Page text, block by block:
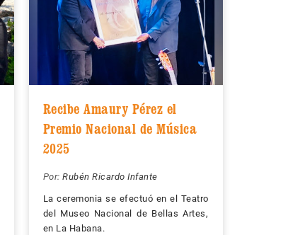
Recibe Amaury Pérez el
Premio Nacional de Música
2025
Por: Rubén Ricardo Infante
La ceremonia se efectuó en el Teatro
del Museo Nacional de Bellas Artes,
en La Habana.